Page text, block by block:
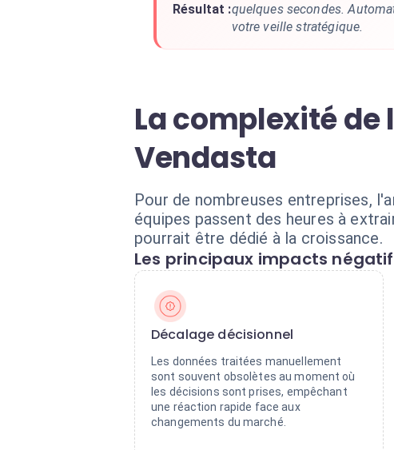
Résultat :quelques secondes.
votre veille stratégique.
La complexité
Vendasta
Pour de nombreuses entreprises,
équipes passent des heures à
pourrait être dédié à la croissance.
Les principaux impacts
Décalage décisionnel
Les données traitées manuellement
sont souvent obsolètes au moment où
les décisions sont prises, empêchant
une réaction rapide face aux
changements du marché.